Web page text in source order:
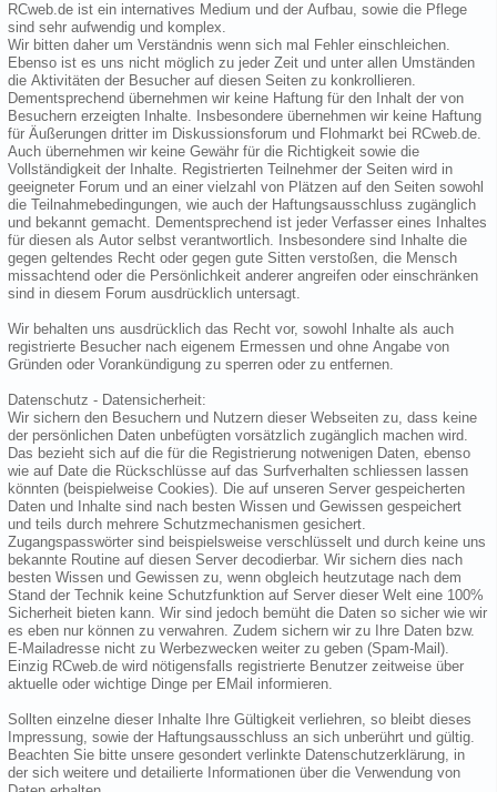
RCweb.de ist ein internatives Medium und der Aufbau, sowie die Pflege
sind sehr aufwendig und komplex.
Wir bitten daher um Verständnis wenn sich mal Fehler einschleichen.
Ebenso ist es uns nicht möglich zu jeder Zeit und unter allen Umständen
die Aktivitäten der Besucher auf diesen Seiten zu konkrollieren.
Dementsprechend übernehmen wir keine Haftung für den Inhalt der von
Besuchern erzeigten Inhalte. Insbesondere übernehmen wir keine Haftung
für Äußerungen dritter im Diskussionsforum und Flohmarkt bei RCweb.de.
Auch übernehmen wir keine Gewähr für die Richtigkeit sowie die
Vollständigkeit der Inhalte. Registrierten Teilnehmer der Seiten wird in
geeigneter Forum und an einer vielzahl von Plätzen auf den Seiten sowohl
die Teilnahmebedingungen, wie auch der Haftungsausschluss zugänglich
und bekannt gemacht. Dementsprechend ist jeder Verfasser eines Inhaltes
für diesen als Autor selbst verantwortlich. Insbesondere sind Inhalte die
gegen geltendes Recht oder gegen gute Sitten verstoßen, die Mensch
missachtend oder die Persönlichkeit anderer angreifen oder einschränken
sind in diesem Forum ausdrücklich untersagt.
Wir behalten uns ausdrücklich das Recht vor, sowohl Inhalte als auch
registrierte Besucher nach eigenem Ermessen und ohne Angabe von
Gründen oder Vorankündigung zu sperren oder zu entfernen.
Datenschutz - Datensicherheit:
Wir sichern den Besuchern und Nutzern dieser Webseiten zu, dass keine
der persönlichen Daten unbefügten vorsätzlich zugänglich machen wird.
Das bezieht sich auf die für die Registrierung notwenigen Daten, ebenso
wie auf Date die Rückschlüsse auf das Surfverhalten schliessen lassen
könnten (beispielweise Cookies). Die auf unseren Server gespeicherten
Daten und Inhalte sind nach besten Wissen und Gewissen gespeichert
und teils durch mehrere Schutzmechanismen gesichert.
Zugangspasswörter sind beispielsweise verschlüsselt und durch keine uns
bekannte Routine auf diesen Server decodierbar. Wir sichern dies nach
besten Wissen und Gewissen zu, wenn obgleich heutzutage nach dem
Stand der Technik keine Schutzfunktion auf Server dieser Welt eine 100%
Sicherheit bieten kann. Wir sind jedoch bemüht die Daten so sicher wie wir
es eben nur können zu verwahren. Zudem sichern wir zu Ihre Daten bzw.
E-Mailadresse nicht zu Werbezwecken weiter zu geben (Spam-Mail).
Einzig RCweb.de wird nötigensfalls registrierte Benutzer zeitweise über
aktuelle oder wichtige Dinge per EMail informieren.
Sollten einzelne dieser Inhalte Ihre Gültigkeit verliehren, so bleibt dieses
Impressung, sowie der Haftungsausschluss an sich unberührt und gültig.
Beachten Sie bitte unsere gesondert verlinkte Datenschutzerklärung, in
der sich weitere und detailierte Informationen über die Verwendung von